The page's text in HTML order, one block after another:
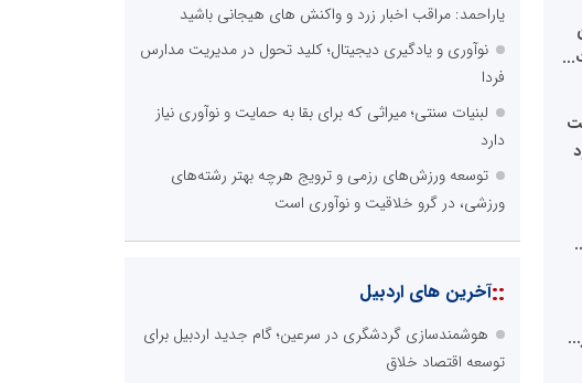
یاراحمد: مراقب اخبار زرد و واکنش های هیجانی باشید
نوآوری و یادگیری دیجیتال؛ کلید تحول در مدیریت مدارس
فردا
لبنیات سنتی؛ میراثی که برای بقا به حمایت و نوآوری نیاز
دارد
توسعه ورزش‌های رزمی و ترویج هرچه بهتر رشته‌های
ورزشی، در گرو خلاقیت و نوآوری است
::آخرین های اردبیل
هوشمندسازی گردشگری در سرعین؛ گام جدید اردبیل برای
توسعه اقتصاد خلاق